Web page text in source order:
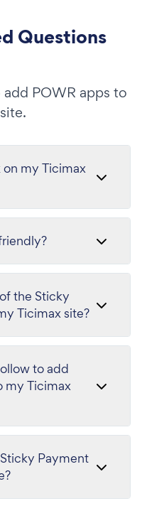
Questions
POWR apps to
my Ticimax
the Sticky
Ticimax site?
to add
my Ticimax
Payment